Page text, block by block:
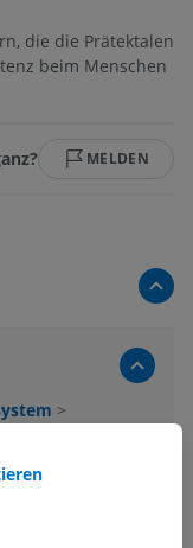
die die Prätektalen
beim Menschen
MELDEN
>